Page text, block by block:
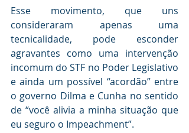
Esse movimento, que uns
consideraram apenas uma
tecnicalidade, pode esconder
agravantes como uma intervenção
incomum do STF no Poder Legislativo
e ainda um possível “acordão” entre
o governo Dilma e Cunha no sentido
de “você alivia a minha situação que
eu seguro o Impeachment”.